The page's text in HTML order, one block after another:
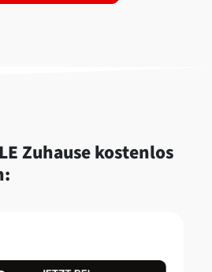
Zuhause kostenlos